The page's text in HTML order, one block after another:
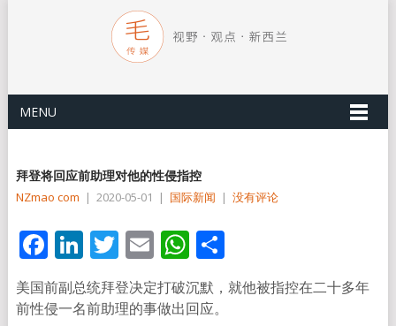
MENU
拜登将回应前助理对他的性侵指控
NZmao com | 2020-05-01 | 国际新闻 | 没有评论
Facebook
LinkedIn
Twitter
EmailWhatsApp
分
享
美国前副总统拜登决定打破沉默，就他被指控在二十多年
前性侵一名前助理的事做出回应。